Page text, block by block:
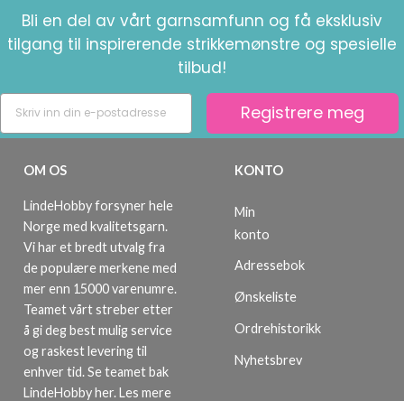
Bli en del av vårt garnsamfunn og få eksklusiv
tilgang til inspirerende strikkemønstre og spesielle
tilbud!
Registrere meg
OM OS
LindeHobby forsyner hele
Norge med kvalitetsgarn.
Vi har et bredt utvalg fra
de populære merkene med
mer enn 15000 varenumre.
Teamet vårt streber etter
å gi deg best mulig service
og raskest levering til
enhver tid. Se teamet bak
LindeHobby her.Les mere
KONTO
Min
konto
Adressebok
Ønskeliste
Ordrehistorikk
Nyhetsbrev